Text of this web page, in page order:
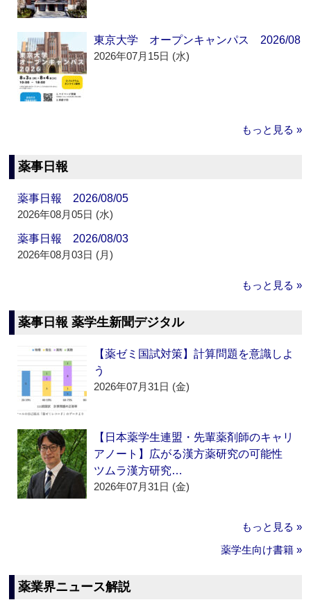
東京大学 オープンキャンパス 2026/08
2026年07月15日 (水)
もっと見る »
薬事日報
薬事日報 2026/08/05
2026年08月05日 (水)
薬事日報 2026/08/03
2026年08月03日 (月)
もっと見る »
薬事日報 薬学生新聞デジタル
【薬ゼミ国試対策】計算問題を意識しよ
う
2026年07月31日 (金)
【日本薬学生連盟・先輩薬剤師のキャリ
アノート】広がる漢方薬研究の可能性
ツムラ漢方研究…
2026年07月31日 (金)
もっと見る »
薬学生向け書籍 »
薬業界ニュース解説